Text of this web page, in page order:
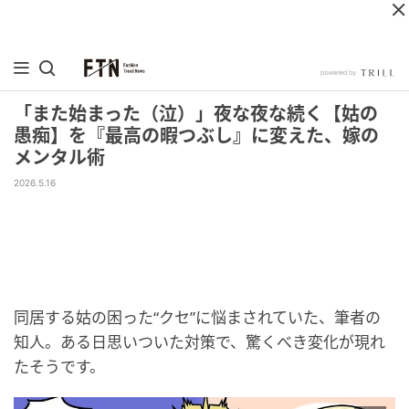
「また始まった（泣）」夜な夜な続く【姑の
愚痴】を『最高の暇つぶし』に変えた、嫁の
メンタル術
2026.5.16
同居する姑の困った“クセ”に悩まされていた、筆者の
知人。ある日思いついた対策で、驚くべき変化が現れ
たそうです。